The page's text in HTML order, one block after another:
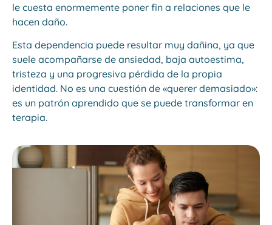
le cuesta enormemente poner fin a relaciones que le
hacen daño.
Esta dependencia puede resultar muy dañina, ya que
suele acompañarse de ansiedad, baja autoestima,
tristeza y una progresiva pérdida de la propia
identidad. No es una cuestión de «querer demasiado»:
es un patrón aprendido que se puede transformar en
terapia.